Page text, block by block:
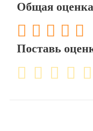
Общая
Поставь